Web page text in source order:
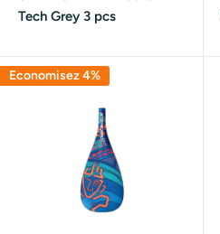
Tech Grey 3 pcs
Economisez 4%